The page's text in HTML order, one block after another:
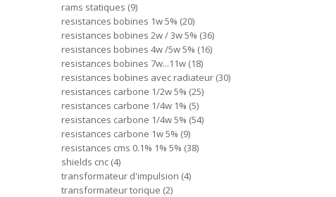
rams statiques 9
resistances bobines 1w 5% 20
resistances bobines 2w / 3w 5% 36
resistances bobines 4w /5w 5% 16
resistances bobines 7w...11w 18
resistances bobines avec radiateur 30
resistances carbone 1/2w 5% 25
resistances carbone 1/4w 1% 5
resistances carbone 1/4w 5% 54
resistances carbone 1w 5% 9
resistances cms 0.1% 1% 5% 38
shields cnc 4
transformateur d'impulsion 4
transformateur torique 2